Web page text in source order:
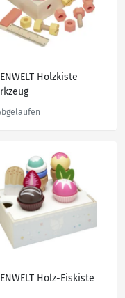
Holzkiste
Holz-Eiskiste